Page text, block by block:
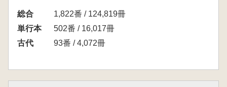
総合
1,822番 / 124,819冊
単行本
502番 / 16,017冊
古代
93番 / 4,072冊